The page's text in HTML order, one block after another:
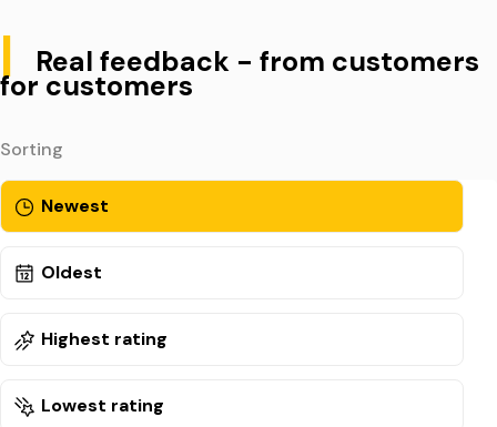
| Real feedback - from customers
for customers
Sorting
Newest
Oldest
Highest rating
Lowest rating